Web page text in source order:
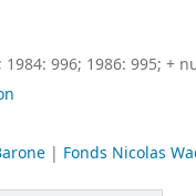
1984: 996; 1986: 995; +
| Fonds Nicolas